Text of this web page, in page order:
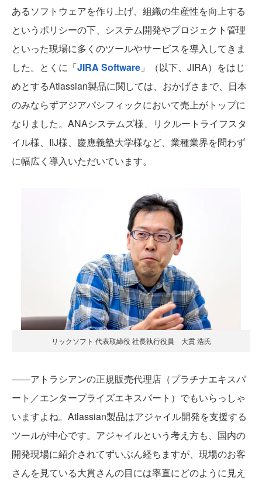
あるソフトウェアを作り上げ、組織の生産性を向上する
というポリシーの下、システム開発やプロジェクト管理
といった現場に多くのツールやサービスを導入してきま
した。とくに「JIRA Software 」（以下、JIRA）をはじ
めとするAtlassian製品に関しては、おかげさまで、日本
のみならずアジアパシフィックにおいて売上がトップに
なりました。ANAシステムズ様、リクルートライフスタ
イル様、IIJ様、慶應義塾大学様など、業種業界を問わず
に幅広く導入いただいています。
リックソフト 代表取締役 社長執行役員 大貫 浩氏
――アトラシアンの正規販売代理店（プラチナエキスパ
ート／エンタープライズエキスパート）でもいらっしゃ
いますよね。Atlassian製品はアジャイル開発を支援する
ツールが中心です。アジャイルという考え方も、国内の
開発現場に紹介されてずいぶん経ちますが、現場のお客
さんを見ている大貫さんの目には率直にどのように見え